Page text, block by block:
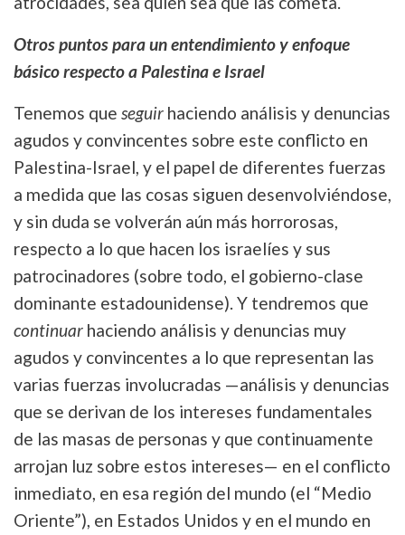
Otros puntos para un entendimiento y enfoque
básico respecto a Palestina e Israel
Tenemos que seguir haciendo análisis y denuncias
agudos y convincentes sobre este conflicto en
Palestina-Israel, y el papel de diferentes fuerzas
a medida que las cosas siguen desenvolviéndose,
y sin duda se volverán aún más horrorosas,
respecto a lo que hacen los israelíes y sus
patrocinadores (sobre todo, el gobierno-clase
dominante estadounidense). Y tendremos que
continuar haciendo análisis y denuncias muy
agudos y convincentes a lo que representan las
varias fuerzas involucradas —análisis y denuncias
que se derivan de los intereses fundamentales
de las masas de personas y que continuamente
arrojan luz sobre estos intereses— en el conflicto
inmediato, en esa región del mundo (el “Medio
Oriente”), en Estados Unidos y en el mundo en